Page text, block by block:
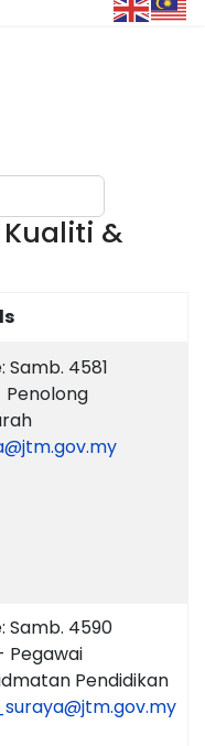
&
Samb. 4581
Penolong
Samb. 4590
Pegawai
Pendidikan